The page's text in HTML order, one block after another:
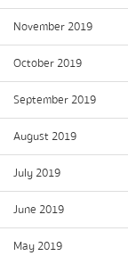
November 2019
October 2019
September 2019
August 2019
July 2019
June 2019
May 2019